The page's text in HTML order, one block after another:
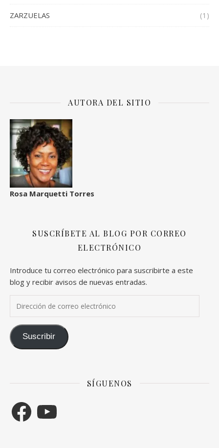
ZARZUELAS (1)
AUTORA DEL SITIO
Rosa Marquetti Torres
SUSCRÍBETE AL BLOG POR CORREO
ELECTRÓNICO
Introduce tu correo electrónico para suscribirte a este
blog y recibir avisos de nuevas entradas.
Suscribir
SÍGUENOS
Facebook